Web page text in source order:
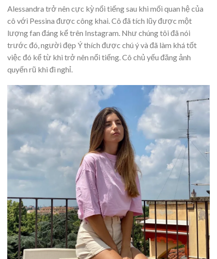
Alessandra trở nên cực kỳ nổi tiếng sau khi mối quan hệ của
cô với Pessina được công khai. Cô đã tích lũy được một
lượng fan đáng kể trên Instagram. Như chúng tôi đã nói
trước đó, người đẹp Ý thích được chú ý và đã làm khá tốt
việc đó kể từ khi trở nên nổi tiếng. Cô chủ yếu đăng ảnh
quyến rũ khi đi nghỉ.